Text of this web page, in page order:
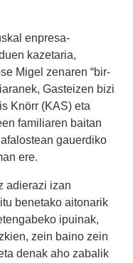
enpresa-
kazetaria,
Migel zenaren “bir-
Gasteizen bizi
Knörr (KAS) eta
familiaren baitan
gauerdiko
ere.
adierazi izan
benetako aitonarik
ipuinak,
zein baino zein
denak aho zabalik